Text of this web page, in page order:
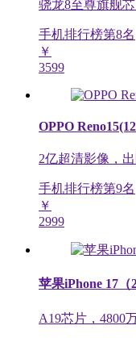
骁龙8至尊旗舰
手机排行榜第8名
￥
3599
OPPO
2亿超清影像，
手机排行榜第9名
￥
2999
苹果iPhone 17（
A19芯片，4800